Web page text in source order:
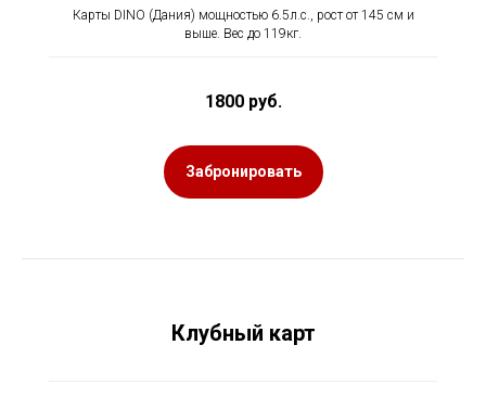
Карты DINO (Дания) мощностью 6.5л.с., рост от 145 см и
выше. Вес до 119кг.
1800 руб.
Забронировать
Клубный карт